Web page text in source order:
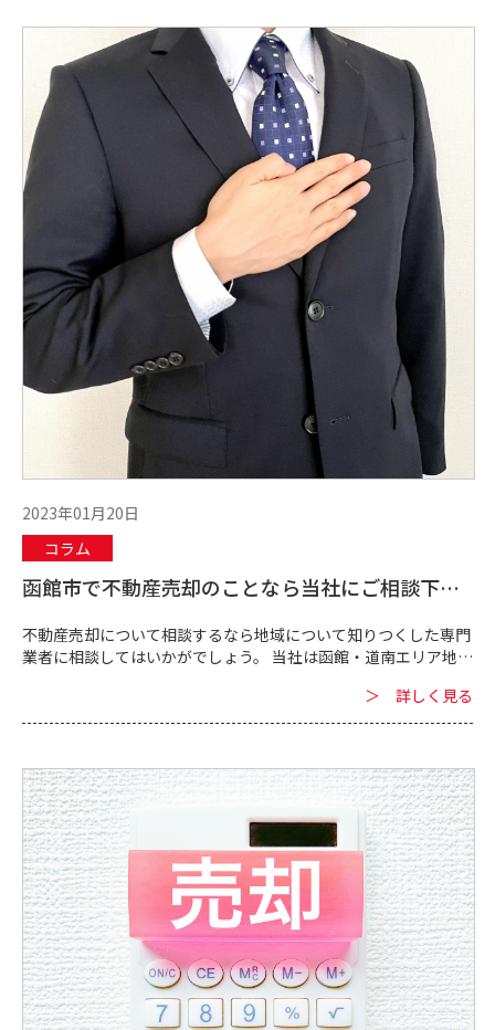
2023年01月20日
コラム
函館市で不動産売却のことなら当社にご相談下さ
不動産売却について相談するなら地域について知りつくした専門
業者に相談してはいかがでしょう。 当社は函館・道南エリア地域
＞ 詳しく見る